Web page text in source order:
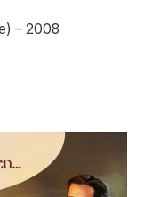
– 2008